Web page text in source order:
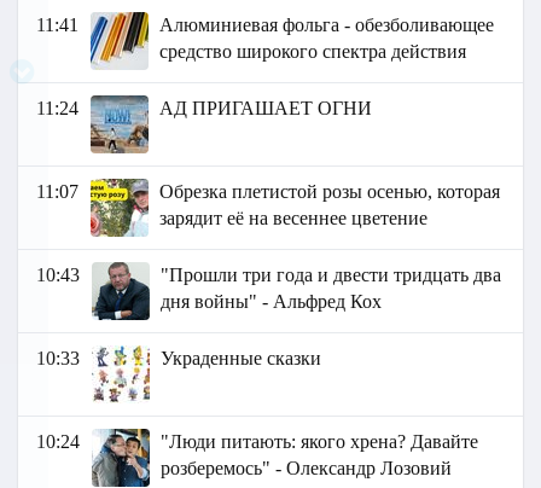
11:41
Алюминиевая фольга - обезболивающее
средство широкого спектра действия
11:24 АД ПРИГАШАЕТ ОГНИ
11:07
Обрезка плетистой розы осенью, которая
зарядит её на весеннее цветение
10:43
"Прошли три года и двести тридцать два
дня войны" - Альфред Кох
10:33 Украденные сказки
10:24
"Люди питають: якого хрена? Давайте
розберемось" - Олександр Лозовий